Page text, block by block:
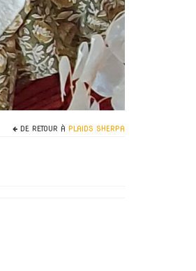
DE RETOUR À PLAIDS SHERPA